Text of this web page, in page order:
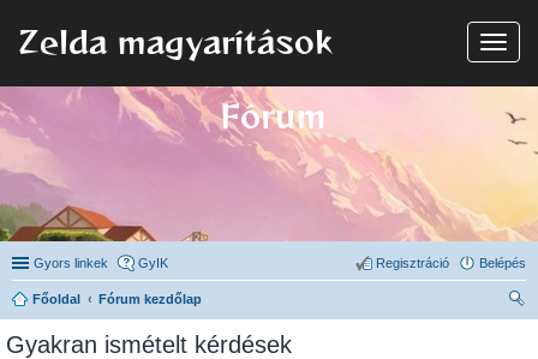
N
a
Zelda magyarítások
Fórum
Gyors linkek GyIK Belépés
Regisztráció
Főoldal
Fórum kezdőlap
Gyakran ismételt kérdések